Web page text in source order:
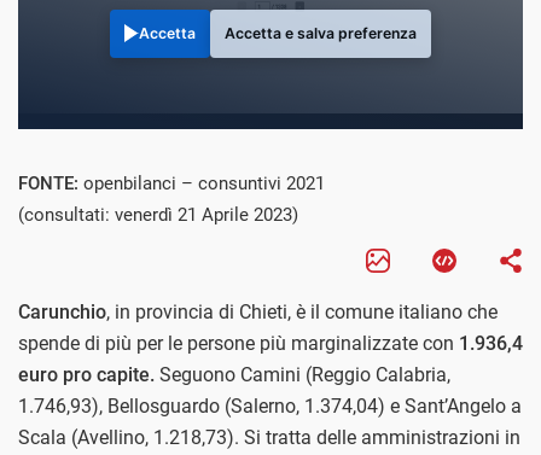
Accetta Accetta e salva preferenza
FONTE: openbilanci – consuntivi 2021
(consultati: venerdì 21 Aprile 2023)
Carunchio, in provincia di Chieti, è il comune italiano che
spende di più per le persone più marginalizzate con 1.936,4
euro pro capite. Seguono Camini (Reggio Calabria,
1.746,93), Bellosguardo (Salerno, 1.374,04) e Sant’Angelo a
Scala (Avellino, 1.218,73). Si tratta delle amministrazioni in